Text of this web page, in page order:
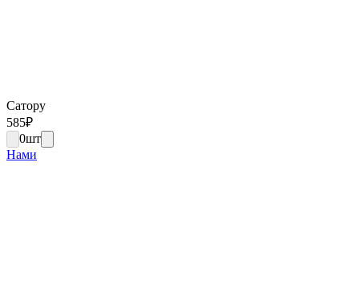
Сатору
585₽
0шт
Нами